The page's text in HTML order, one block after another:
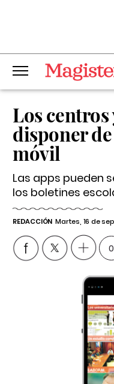
Los
disponer
móvil
Las apps pueden
los boletines
REDACCIÓN Martes, 16 de
0